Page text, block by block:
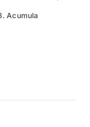
Acumula